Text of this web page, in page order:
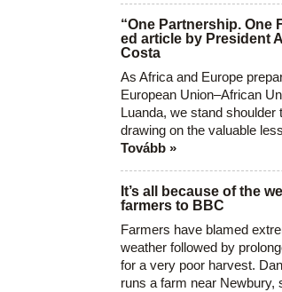
“One Partnership. One
ed article by President
Costa
As Africa and Europe
European Union–African
Luanda, we stand shoulder
drawing on the valuable
Tovább »
It’s all because of the
farmers to BBC
Farmers have blamed
weather followed by
for a very poor harvest.
runs a farm near Newbury,